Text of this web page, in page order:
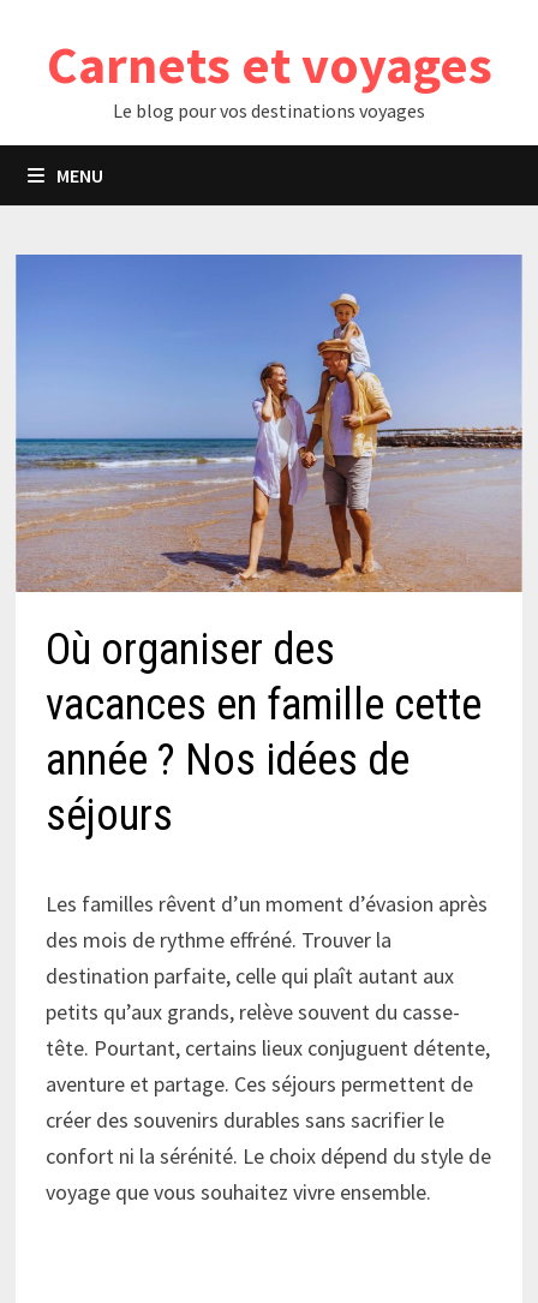
contenuCarnets et voyages
Le blog pour vos destinations voyages
MENU
Où organiser des
vacances en famille cette
année ? Nos idées de
séjours
Les familles rêvent d’un moment d’évasion après
des mois de rythme effréné. Trouver la
destination parfaite, celle qui plaît autant aux
petits qu’aux grands, relève souvent du casse-
tête. Pourtant, certains lieux conjuguent détente,
aventure et partage. Ces séjours permettent de
créer des souvenirs durables sans sacrifier le
confort ni la sérénité. Le choix dépend du style de
voyage que vous souhaitez vivre ensemble.